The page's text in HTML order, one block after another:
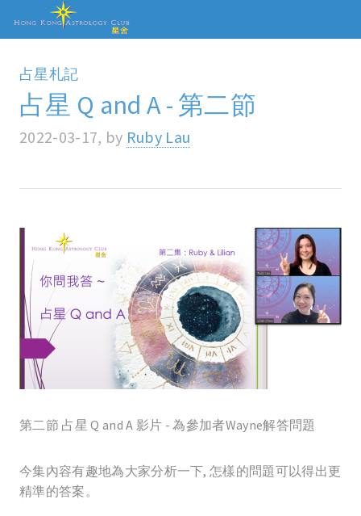
占星札記
占星 Q and A - 第二節
2022-03-17, by Ruby Lau
第二節 占星 Q and A 影片 - 為參加者Wayne解答問題
今集內容有趣地為大家分析一下, 怎樣的問題可以得出更
精準的答案。